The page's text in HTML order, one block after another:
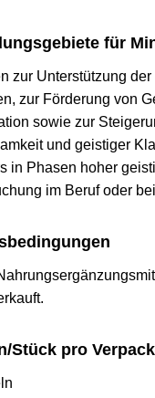
für
zur Unterstützung
zur Förderung von
sowie zur
und geistiger
in Phasen hoher
im Beruf oder
Stück pro